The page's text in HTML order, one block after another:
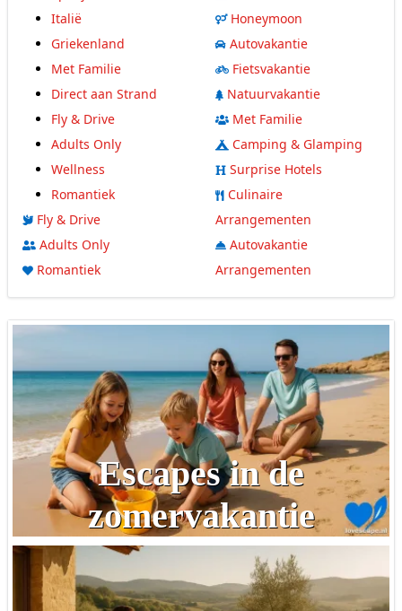
Italië
Griekenland
Met Familie
Direct aan Strand
Fly & Drive
Adults Only
Wellness
Romantiek
Fly & Drive
Adults Only
Romantiek
Honeymoon
Autovakantie
Fietsvakantie
Natuurvakantie
Met Familie
Camping & Glamping
Surprise Hotels
Culinaire
Arrangementen
Autovakantie
Arrangementen
Escapes in de
zomervakantie